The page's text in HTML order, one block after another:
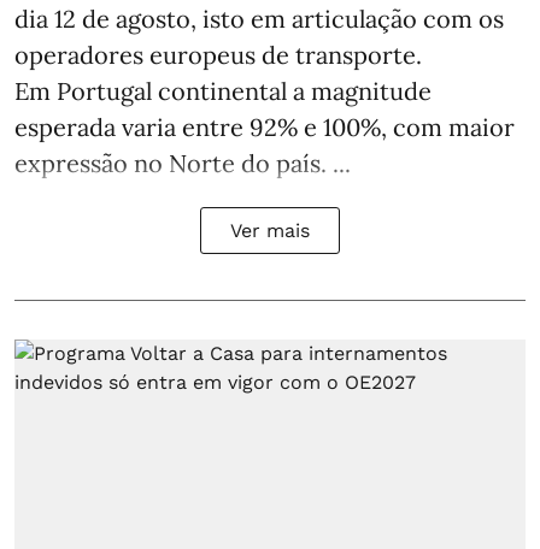
dia 12 de agosto, isto em articulação com os
operadores europeus de transporte.
Em Portugal continental a magnitude
esperada varia entre 92% e 100%, com maior
expressão no Norte do país. ...
Ver mais